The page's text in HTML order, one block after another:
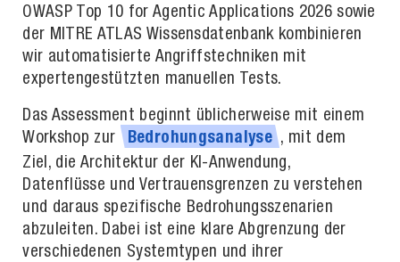
OWASP Top 10 for Agentic Applications 2026 sowie
der MITRE ATLAS Wissensdatenbank kombinieren
wir automatisierte Angriffstechniken mit
expertengestützten manuellen Tests.
Das Assessment beginnt üblicherweise mit einem
Workshop zur
Bedrohungsanalyse , mit dem
Ziel, die Architektur der KI-Anwendung,
Datenflüsse und Vertrauensgrenzen zu verstehen
und daraus spezifische Bedrohungsszenarien
abzuleiten. Dabei ist eine klare Abgrenzung der
verschiedenen Systemtypen und ihrer